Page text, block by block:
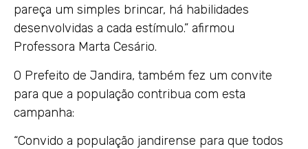
pareça um simples brincar, há habilidades
desenvolvidas a cada estímulo.” afirmou
Professora Marta Cesário.
O Prefeito de Jandira, também fez um convite
para que a população contribua com esta
campanha:
“Convido a população jandirense para que todos